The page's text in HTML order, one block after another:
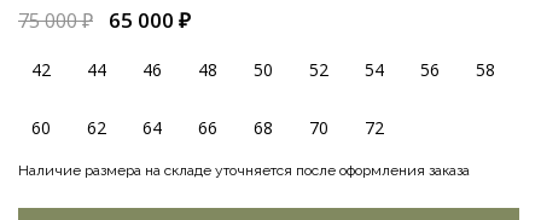
75 000 ₽
65 000 ₽
42 44 46 48 50 52 54 56 58
60 62 64 66 68 70 72
Наличие размера на складе уточняется после оформления заказа